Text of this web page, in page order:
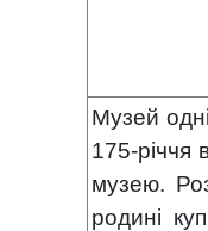
Музей
175-річчя
музею.
родині